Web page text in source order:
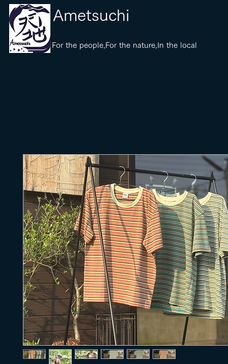
​Ametsuchi
​For the people,For the nature,In the local